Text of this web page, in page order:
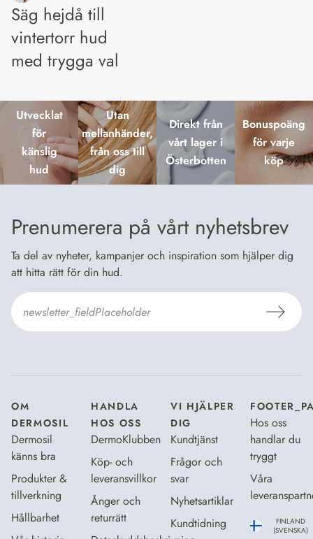
Säg hejdå till
vintertorr hud
med trygga val
Utvecklat
för
känslig
hud
Utan
mellanhänder,
från oss till
dig
Direkt från
vårt lager i
Österbotten
Bonuspoäng
för varje
köp
Prenumerera på vårt nyhetsbrev
Ta del av nyheter, kampanjer och inspiration som hjälper dig
att hitta rätt för din hud.
OM
DERMOSIL
Dermosil
känns bra
Produkter &
tillverkning
Hållbarhet
HANDLA
HOS OSS
DermoKlubben
Köp- och
leveransvillkor
Ånger och
returrätt
VI HJÄLPER
DIG
Kundtjänst
Frågor och
svar
Nyhetsartiklar
Kundtidning
Hos oss
handlar du
tryggt
Våra
FINLAND
(SVENSKA)